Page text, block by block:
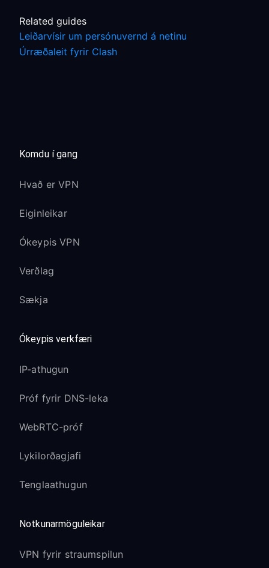
Related guides
Leiðarvísir um persónuvernd á netinu
Úrræðaleit fyrir Clash
Komdu í gang
Hvað er VPN
Eiginleikar
Ókeypis VPN
Verðlag
Sækja
Ókeypis verkfæri
IP-athugun
Próf fyrir DNS-leka
WebRTC-próf
Lykilorðagjafi
Tenglaathugun
Notkunarmöguleikar
VPN fyrir straumspilun